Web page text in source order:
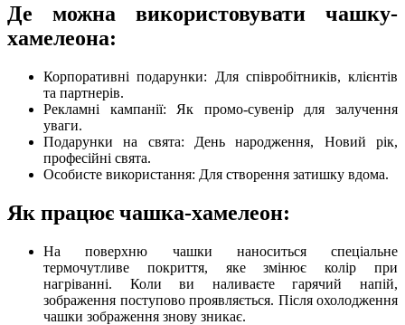
Де можна використовувати чашку-
хамелеона:
Корпоративні подарунки: Для співробітників, клієнтів
та партнерів.
Рекламні кампанії: Як промо-сувенір для залучення
уваги.
Подарунки на свята: День народження, Новий рік,
професійні свята.
Особисте використання: Для створення затишку вдома.
Як працює чашка-хамелеон:
На поверхню чашки наноситься спеціальне
термочутливе покриття, яке змінює колір при
нагріванні. Коли ви наливаєте гарячий напій,
зображення поступово проявляється. Після охолодження
чашки зображення знову зникає.